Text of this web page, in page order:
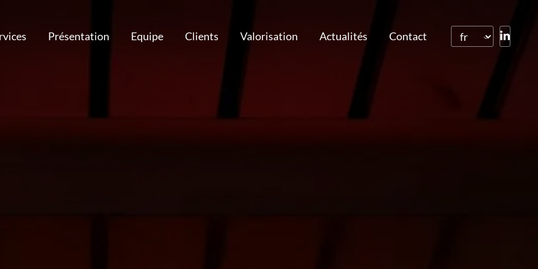
Présentation Equipe Clients Valorisation Actualités Contact